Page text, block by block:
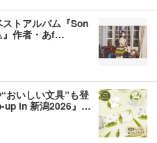
トアルバム『Son
』作者・あf…
おいしい文具”も登
up in 新潟2026』…